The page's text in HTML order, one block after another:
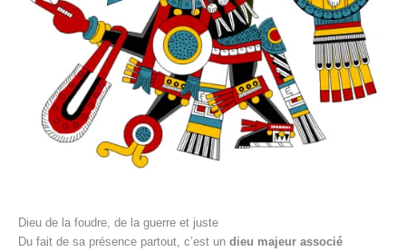
Dieu de la foudre, de la guerre et juste
Du fait de sa présence partout, c’est un dieu majeur associé